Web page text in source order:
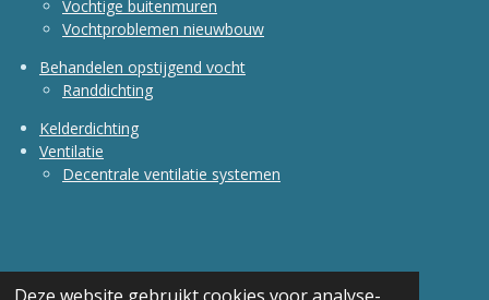
Vochtige buitenmuren
Vochtproblemen nieuwbouw
Behandelen opstijgend vocht
Randdichting
Kelderdichting
Ventilatie
Decentrale ventilatie systemen